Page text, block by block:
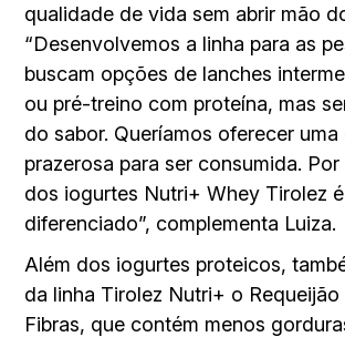
qualidade de vida sem abrir mão
“Desenvolvemos a linha para as
buscam opções de lanches
ou pré-treino com proteína, mas
do sabor. Queríamos oferecer uma
prazerosa para ser consumida.
dos iogurtes Nutri+ Whey Tirolez é
diferenciado”, complementa Luiza.
Além dos iogurtes proteicos,
da linha Tirolez Nutri+ o
Fibras, que contém menos